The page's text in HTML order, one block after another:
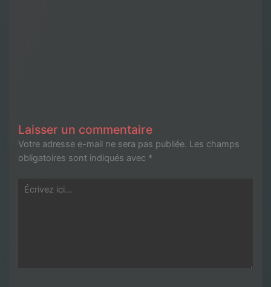
Laisser un commentaire
Votre adresse e-mail ne sera pas publiée. Les champs
obligatoires sont indiqués avec *
Écrivez